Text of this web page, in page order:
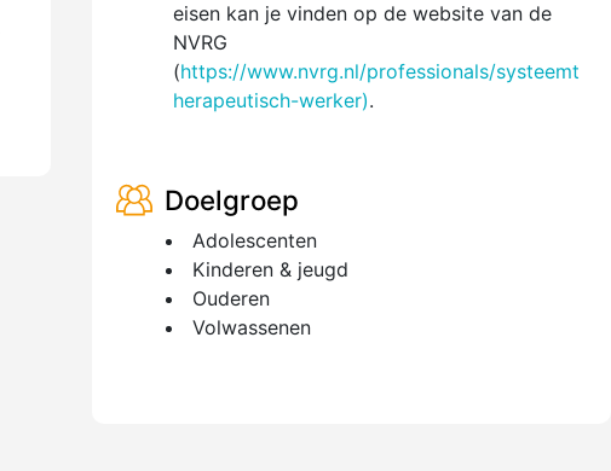
eisen kan je vinden op de website van de
NVRG
(https://www.nvrg.nl/professionals/systeemt
herapeutisch-werker).
Doelgroep
Adolescenten
Kinderen & jeugd
Ouderen
Volwassenen